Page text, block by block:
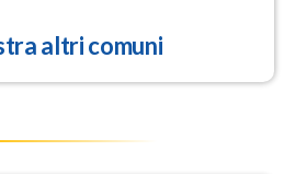
altri comuni